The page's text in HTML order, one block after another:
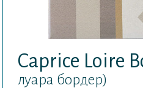
Caprice Loire
луара бордер)